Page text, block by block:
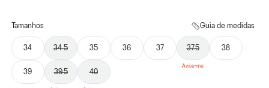
Tamanhos Guia de medidas
34 34.5 35 36 37 37.5 38
39 39.5 40